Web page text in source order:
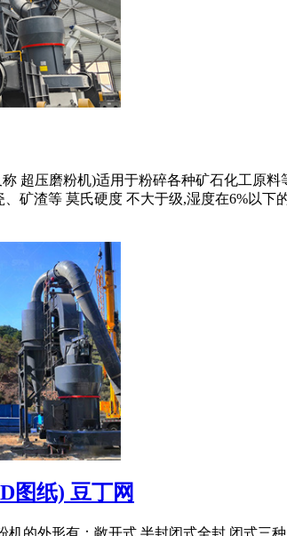
超压磨粉机)适用于粉碎各种矿石化工原
矿渣等 莫氏硬度 不大于级,湿度在6%以下
图纸) 豆丁网
机的外形有：敞开式,半封闭式全封 闭式